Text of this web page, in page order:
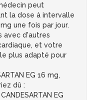
peut
la dose à intervalle
une fois par jour.
avec d'autres
et votre
plus adapté pour
EG 16 mg,
dû :
EG